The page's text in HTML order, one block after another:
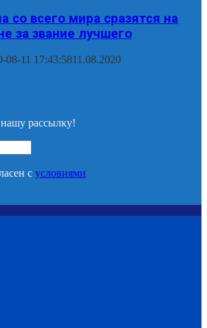
со всего мира сразятся на
за звание лучшего
08-11 17:43:5811.08.2020
рассылку!
с условиями